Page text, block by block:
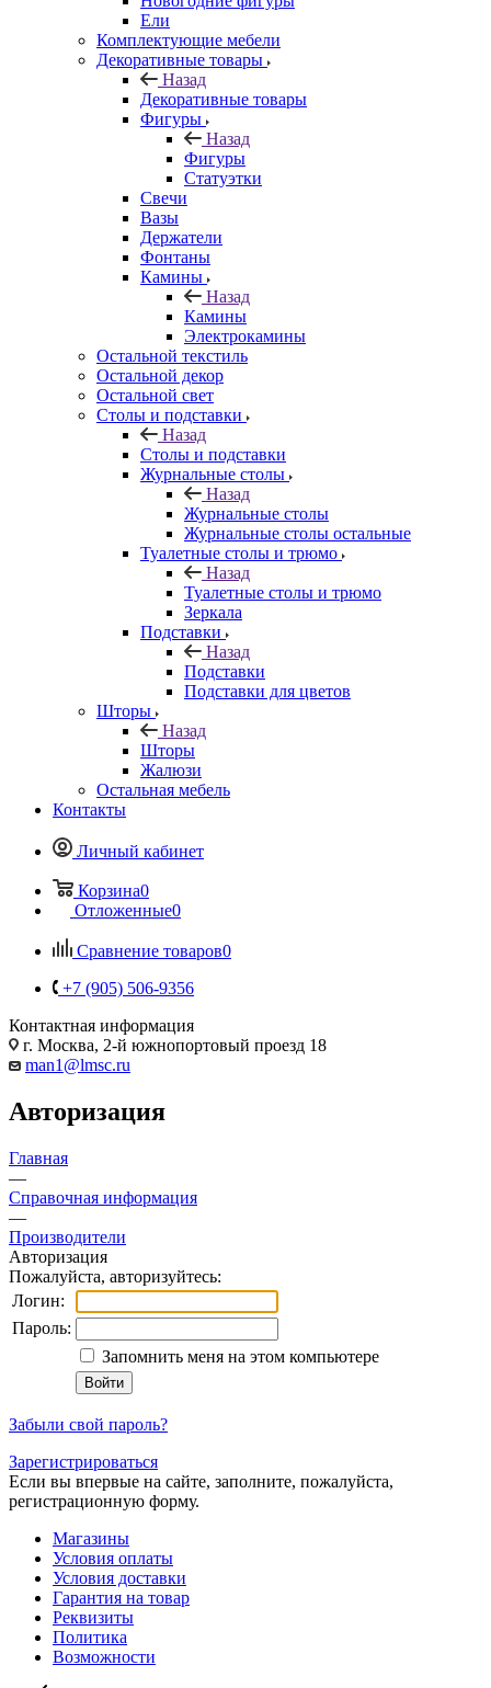
Ели
Комплектующие мебели
Декоративные товары
Назад
Декоративные товары
Фигуры
Назад
Фигуры
Статуэтки
Свечи
Вазы
Держатели
Фонтаны
Камины
Назад
Камины
Электрокамины
Остальной текстиль
Остальной декор
Остальной свет
Столы и подставки
Назад
Столы и подставки
Журнальные столы
Назад
Журнальные столы
Журнальные столы остальные
Туалетные столы и трюмо
Назад
Туалетные столы и трюмо
Зеркала
Подставки
Назад
Подставки
Подставки для цветов
Шторы
Назад
Шторы
Жалюзи
Остальная мебель
Контакты
Личный кабинет
Корзина0
Отложенные0
Сравнение товаров0
+7 (905) 506-9356
Контактная информация
г. Москва, 2-й южнопортовый проезд 18
man1@lmsc.ru
Авторизация
Главная
—
Справочная информация
—
Производители
Авторизация
Пожалуйста, авторизуйтесь:
Логин:
Пароль:
Запомнить меня на этом компьютере
Забыли свой пароль?
Зарегистрироваться
Если вы впервые на сайте, заполните, пожалуйста,
регистрационную форму.
Магазины
Условия оплаты
Условия доставки
Гарантия на товар
Реквизиты
Политика
Возможности